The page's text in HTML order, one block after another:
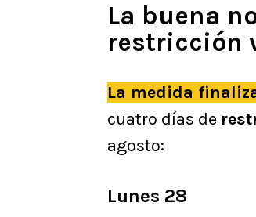
La buena
restricción
La medida
cuatro días de
agosto:
Lunes 28